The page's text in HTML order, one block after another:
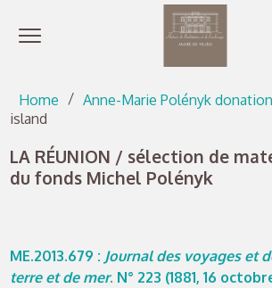
Go directly to content
Go directly to content
Open menu
Home Anne-Marie Polényk donation
island
LA RÉUNION / sélection de
du fonds Michel Polényk
ME.2013.679 : Journal des voyages et
terre et de mer. N° 223 (1881, 16